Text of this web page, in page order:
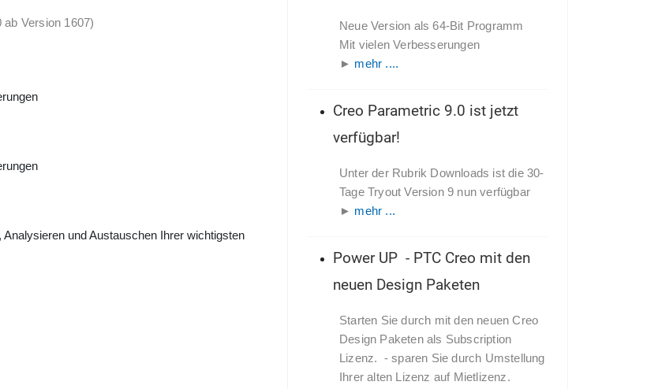
Version 1607)
und Austauschen Ihrer wichtigsten
Neue Version als 64-Bit Programm
Mit vielen Verbesserungen
► mehr ....
Creo Parametric 9.0 ist jetzt
verfügbar!
Unter der Rubrik Downloads ist die 30-
Tage Tryout Version 9 nun verfügbar
► mehr ...
Power UP - PTC Creo mit den
neuen Design Paketen
Starten Sie durch mit den neuen Creo
Design Paketen als Subscription
Lizenz. - sparen Sie durch Umstellung
Ihrer alten Lizenz auf Mietlizenz.